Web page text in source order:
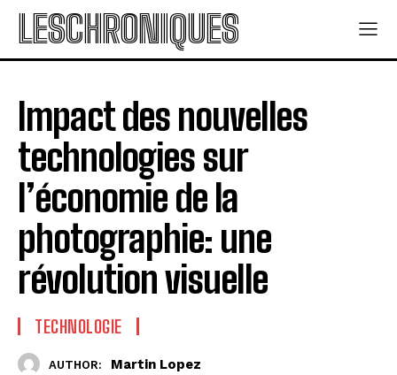
LESCHRONIQUES
Impact des nouvelles
technologies sur
l’économie de la
photographie: une
révolution visuelle
TECHNOLOGIE
AUTHOR: Martin Lopez